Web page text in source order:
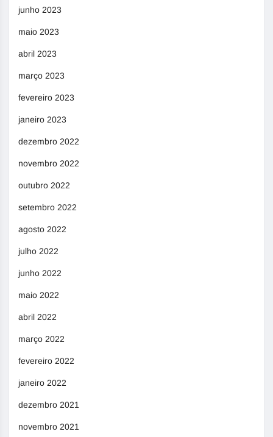
junho 2023
maio 2023
abril 2023
março 2023
fevereiro 2023
janeiro 2023
dezembro 2022
novembro 2022
outubro 2022
setembro 2022
agosto 2022
julho 2022
junho 2022
maio 2022
abril 2022
março 2022
fevereiro 2022
janeiro 2022
dezembro 2021
novembro 2021